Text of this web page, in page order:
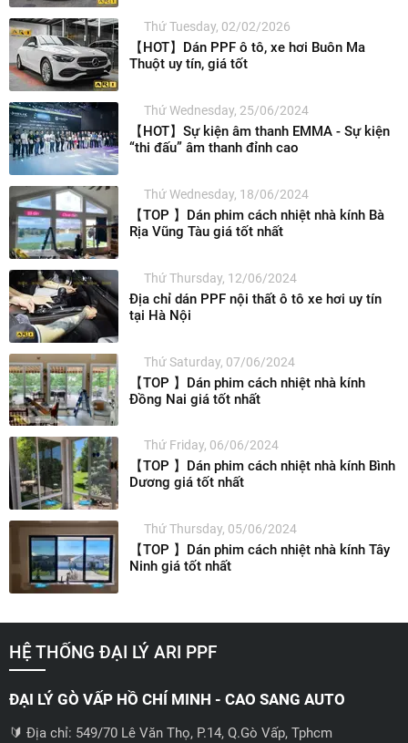
Thứ Tuesday, 02/02/2026
【HOT】Dán PPF ô tô, xe hơi Buôn Ma
Thuột uy tín, giá tốt
Thứ Wednesday, 25/06/2024
【HOT】Sự kiện âm thanh EMMA - Sự kiện
“thi đấu” âm thanh đỉnh cao
Thứ Wednesday, 18/06/2024
【TOP 】Dán phim cách nhiệt nhà kính Bà
Rịa Vũng Tàu giá tốt nhất
Thứ Thursday, 12/06/2024
Địa chỉ dán PPF nội thất ô tô xe hơi uy tín
tại Hà Nội
Thứ Saturday, 07/06/2024
【TOP 】Dán phim cách nhiệt nhà kính
Đồng Nai giá tốt nhất
Thứ Friday, 06/06/2024
【TOP 】Dán phim cách nhiệt nhà kính Bình
Dương giá tốt nhất
Thứ Thursday, 05/06/2024
【TOP 】Dán phim cách nhiệt nhà kính Tây
Ninh giá tốt nhất
HỆ THỐNG ĐẠI LÝ ARI PPF
ĐẠI LÝ GÒ VẤP HỒ CHÍ MINH - CAO SANG AUTO
🔰 Địa chỉ: 549/70 Lê Văn Thọ, P.14, Q.Gò Vấp, Tphcm